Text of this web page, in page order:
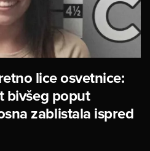
lice osvetnice:
bivšeg poput
zablistala ispred